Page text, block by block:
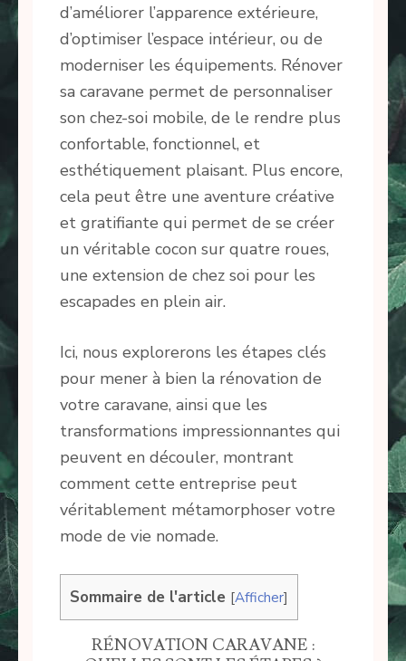
d’améliorer l’apparence extérieure,
d’optimiser l’espace intérieur, ou de
moderniser les équipements. Rénover
sa caravane permet de personnaliser
son chez-soi mobile, de le rendre plus
confortable, fonctionnel, et
esthétiquement plaisant. Plus encore,
cela peut être une aventure créative
et gratifiante qui permet de se créer
un véritable cocon sur quatre roues,
une extension de chez soi pour les
escapades en plein air.
Ici, nous explorerons les étapes clés
pour mener à bien la rénovation de
votre caravane, ainsi que les
transformations impressionnantes qui
peuvent en découler, montrant
comment cette entreprise peut
véritablement métamorphoser votre
mode de vie nomade.
Sommaire de l'article [Afficher]
RÉNOVATION CARAVANE :